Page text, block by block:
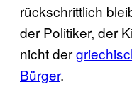
rückschrittlich
der Politiker, der
nicht der
Bürger.